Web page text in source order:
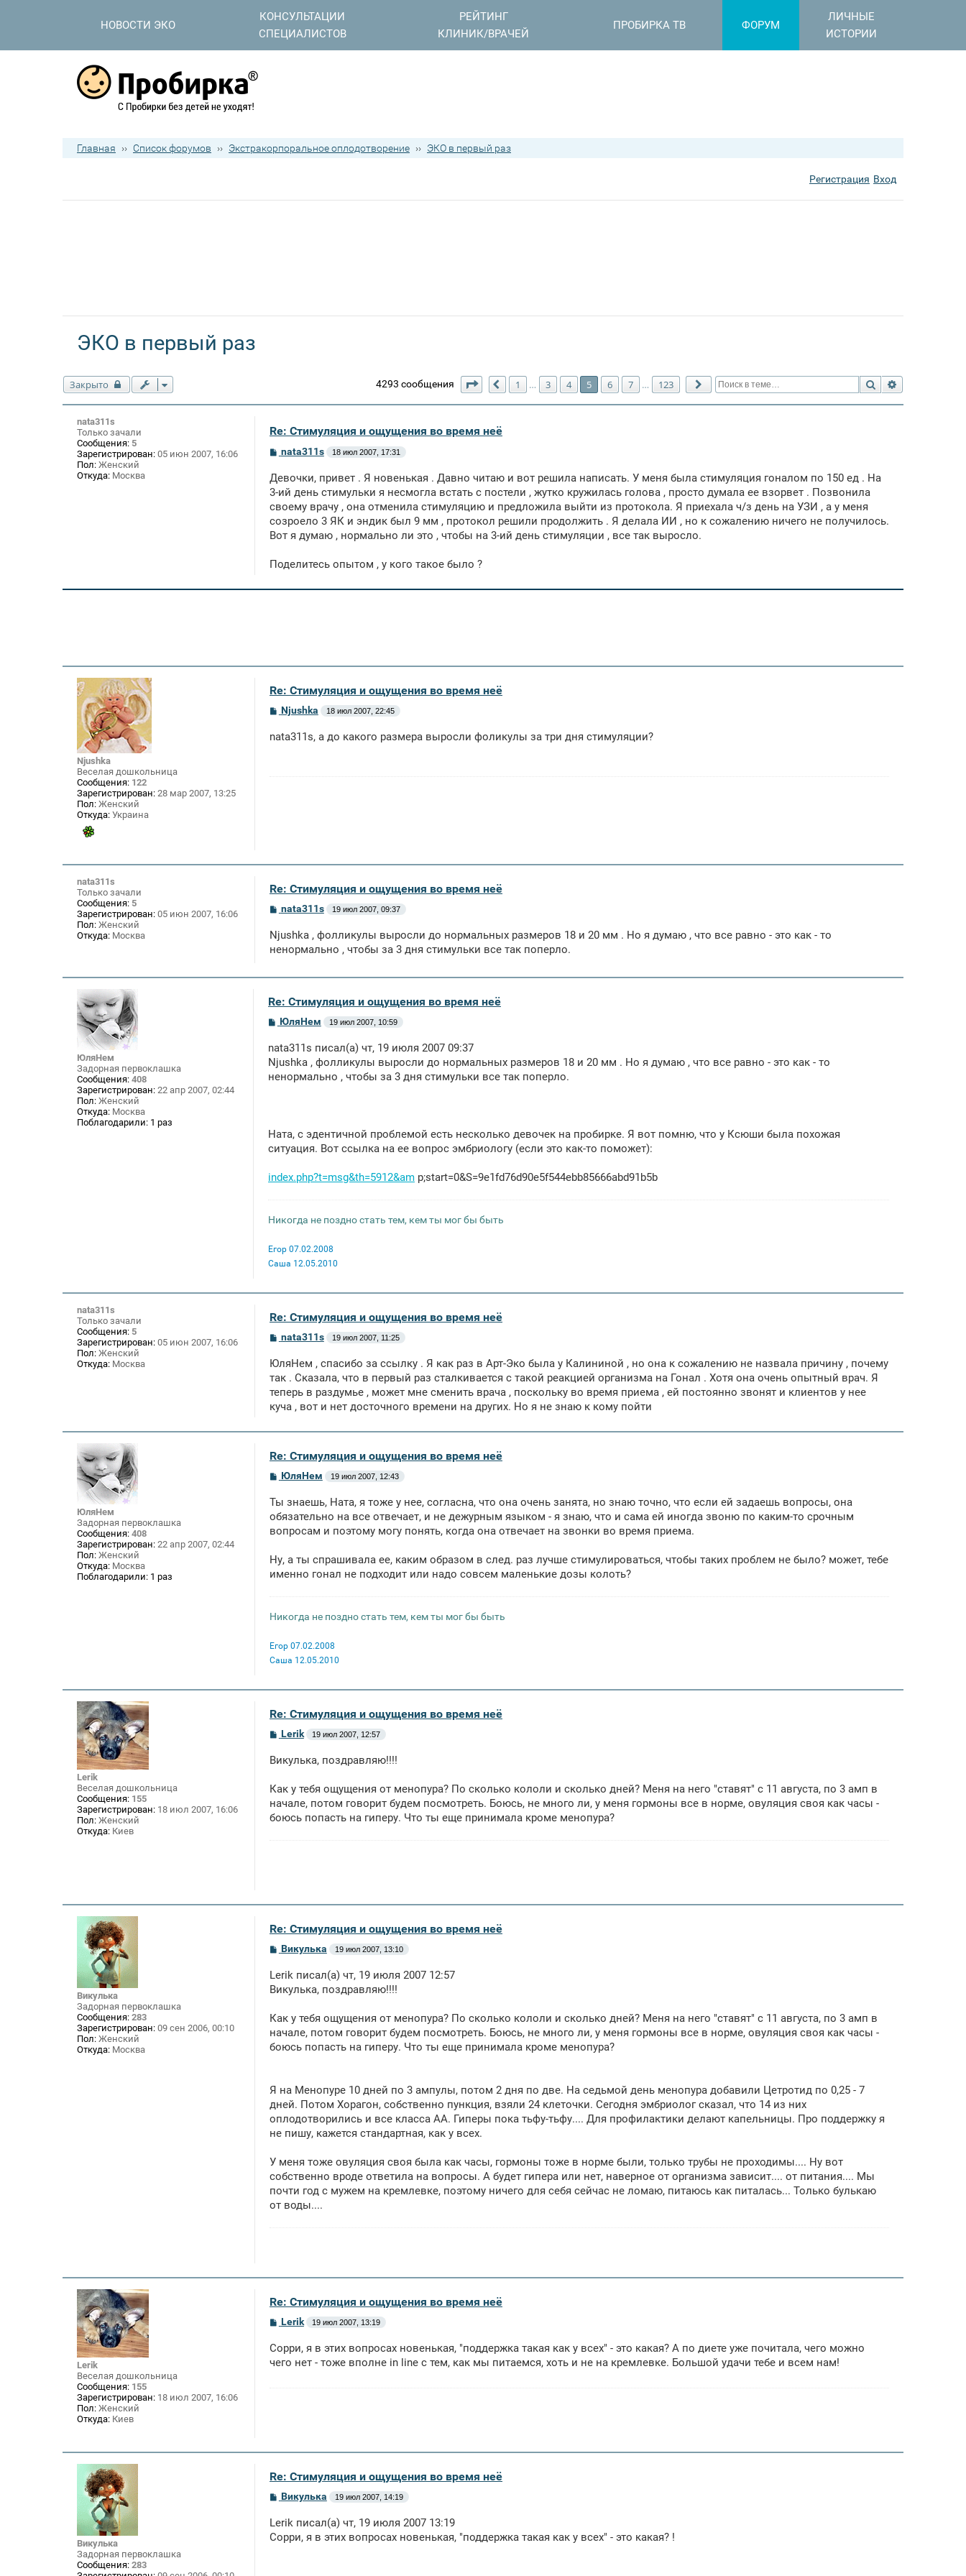
НОВОСТИ ЭКО
КОНСУЛЬТАЦИИ
СПЕЦИАЛИСТОВ
РЕЙТИНГ
КЛИНИК/ВРАЧЕЙ
ПРОБИРКА ТВ ФОРУМ
ЛИЧНЫЕ
ИСТОРИИ
Главная ›› Список форумов ›› Экстракорпоральное оплодотворение ›› ЭКО в первый раз
Регистрация Вход
ЭКО в первый раз
Закрыто Поиск
4293 сообщения Страница 5из 123
Пред.
1 … 3 4 5 6 7 … 123 След.
nata311s
Только зачали
Сообщения: 5
Зарегистрирован: 05 июн 2007, 16:06
Пол: Женский
Откуда: Москва
Re: Стимуляция и ощущения во время неё
С
б
щ
н
и
nata311s 18 июл 2007, 17:31
Девочки, привет . Я новенькая . Давно читаю и вот решила написать. У меня была стимуляция гоналом по 150 ед . На
3-ий день стимульки я несмогла встать с постели , жутко кружилась голова , просто думала ее взорвет . Позвонила
своему врачу , она отменила стимуляцию и предложила выйти из протокола. Я приехала ч/з день на УЗИ , а у меня
созроело 3 ЯК и эндик был 9 мм , протокол решили продолжить . Я делала ИИ , но к сожалению ничего не получилось.
Вот я думаю , нормально ли это , чтобы на 3-ий день стимуляции , все так выросло.
Поделитесь опытом , у кого такое было ?
Njushka
Веселая дошкольница
Сообщения: 122
Зарегистрирован: 28 мар 2007, 13:25
Пол: Женский
Откуда: Украина
Re: Стимуляция и ощущения во время неё
С
б
Njushka 18 июл 2007, 22:45
nata311s, а до какого размера выросли фоликулы за три дня стимуляции?
nata311s
Только зачали
Сообщения: 5
Зарегистрирован: 05 июн 2007, 16:06
Пол: Женский
Откуда: Москва
Re: Стимуляция и ощущения во время неё
С
б
щ
и
nata311s 19 июл 2007, 09:37
Njushka , фолликулы выросли до нормальных размеров 18 и 20 мм . Но я думаю , что все равно - это как - то
ненормально , чтобы за 3 дня стимульки все так поперло.
ЮляНем
Задорная первоклашка
Сообщения: 408
Зарегистрирован: 22 апр 2007, 02:44
Пол: Женский
Откуда: Москва
Поблагодарили: 1 раз
Re: Стимуляция и ощущения во время неё
С
б
щ
е
н
ЮляНем 19 июл 2007, 10:59
nata311s писал(а) чт, 19 июля 2007 09:37
Njushka , фолликулы выросли до нормальных размеров 18 и 20 мм . Но я думаю , что все равно - это как - то
ненормально , чтобы за 3 дня стимульки все так поперло.
Ната, с эдентичной проблемой есть несколько девочек на пробирке. Я вот помню, что у Ксюши была похожая
ситуация. Вот ссылка на ее вопрос эмбриологу (если это как-то поможет):
index.php?t=msg&th=5912&am p;start=0&S=9e1fd76d90e5f544ebb85666abd91b5b
Никогда не поздно стать тем, кем ты мог бы быть
Егор 07.02.2008
Саша 12.05.2010
nata311s
Только зачали
Сообщения: 5
Зарегистрирован: 05 июн 2007, 16:06
Пол: Женский
Откуда: Москва
Re: Стимуляция и ощущения во время неё
С
б
щ
н
и
nata311s 19 июл 2007, 11:25
ЮляНем , спасибо за ссылку . Я как раз в Арт-Эко была у Калининой , но она к сожалению не назвала причину , почему
так . Сказала, что в первый раз сталкивается с такой реакцией организма на Гонал . Хотя она очень опытный врач. Я
теперь в раздумье , может мне сменить врача , поскольку во время приема , ей постоянно звонят и клиентов у нее
куча , вот и нет досточного времени на других. Но я не знаю к кому пойти
ЮляНем
Задорная первоклашка
Сообщения: 408
Зарегистрирован: 22 апр 2007, 02:44
Пол: Женский
Откуда: Москва
Поблагодарили: 1 раз
Re: Стимуляция и ощущения во время неё
С
б
щ
н
ЮляНем 19 июл 2007, 12:43
Ты знаешь, Ната, я тоже у нее, согласна, что она очень занята, но знаю точно, что если ей задаешь вопросы, она
обязательно на все отвечает, и не дежурным языком - я знаю, что и сама ей иногда звоню по каким-то срочным
вопросам и поэтому могу понять, когда она отвечает на звонки во время приема.
Ну, а ты спрашивала ее, каким образом в след. раз лучше стимулироваться, чтобы таких проблем не было? может, тебе
именно гонал не подходит или надо совсем маленькие дозы колоть?
Никогда не поздно стать тем, кем ты мог бы быть
Егор 07.02.2008
Саша 12.05.2010
Lerik
Веселая дошкольница
Сообщения: 155
Зарегистрирован: 18 июл 2007, 16:06
Пол: Женский
Откуда: Киев
Re: Стимуляция и ощущения во время неё
С
б
н
и
Lerik 19 июл 2007, 12:57
Викулька, поздравляю!!!!
Как у тебя ощущения от менопура? По сколько кололи и сколько дней? Меня на него "ставят" с 11 августа, по 3 амп в
начале, потом говорит будем посмотреть. Боюсь, не много ли, у меня гормоны все в норме, овуляция своя как часы -
боюсь попасть на гиперу. Что ты еще принимала кроме менопура?
Викулька
Задорная первоклашка
Сообщения: 283
Зарегистрирован: 09 сен 2006, 00:10
Пол: Женский
Откуда: Москва
Re: Стимуляция и ощущения во время неё
С
б
щ
и
Викулька 19 июл 2007, 13:10
Lerik писал(а) чт, 19 июля 2007 12:57
Викулька, поздравляю!!!!
Как у тебя ощущения от менопура? По сколько кололи и сколько дней? Меня на него "ставят" с 11 августа, по 3 амп в
начале, потом говорит будем посмотреть. Боюсь, не много ли, у меня гормоны все в норме, овуляция своя как часы -
боюсь попасть на гиперу. Что ты еще принимала кроме менопура?
Я на Менопуре 10 дней по 3 ампулы, потом 2 дня по две. На седьмой день менопура добавили Цетротид по 0,25 - 7
дней. Потом Хорагон, собственно пункция, взяли 24 клеточки. Сегодня эмбриолог сказал, что 14 из них
оплодотворились и все класса АА. Гиперы пока тьфу-тьфу.... Для профилактики делают капельницы. Про поддержку я
не пишу, кажется стандартная, как у всех.
У меня тоже овуляция своя была как часы, гормоны тоже в норме были, только трубы не проходимы.... Ну вот
собственно вроде ответила на вопросы. А будет гипера или нет, наверное от организма зависит.... от питания.... Мы
почти год с мужем на кремлевке, поэтому ничего для себя сейчас не ломаю, питаюсь как питалась... Только булькаю
от воды....
Lerik
Веселая дошкольница
Сообщения: 155
Зарегистрирован: 18 июл 2007, 16:06
Пол: Женский
Откуда: Киев
Re: Стимуляция и ощущения во время неё
С
б
щ
Lerik 19 июл 2007, 13:19
Сорри, я в этих вопросах новенькая, "поддержка такая как у всех" - это какая? А по диете уже почитала, чего можно
чего нет - тоже вполне in line с тем, как мы питаемся, хоть и не на кремлевке. Большой удачи тебе и всем нам!
Викулька
Задорная первоклашка
Сообщения: 283
Re: Стимуляция и ощущения во время неё
С
б
щ
Викулька 19 июл 2007, 14:19
Lerik писал(а) чт, 19 июля 2007 13:19
Сорри, я в этих вопросах новенькая, "поддержка такая как у всех" - это какая? !